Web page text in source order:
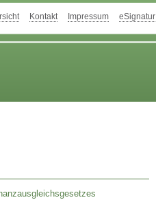
Kontakt Impressum eSignatur